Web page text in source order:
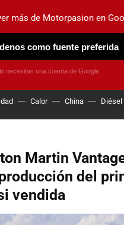
ELÉCTRICOS
Calor China Diésel
Martin
del
vendida
más de Motorpasion en
como fuente preferida
necesitas una cuenta de Google